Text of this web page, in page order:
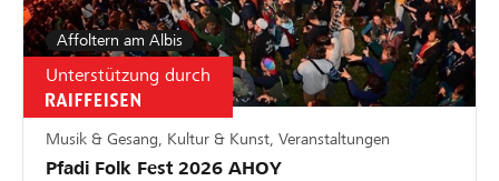
Affoltern am Albis
Unterstützung durch
Musik & Gesang, Kultur & Kunst, Veranstaltungen
Pfadi Folk Fest 2026 AHOY